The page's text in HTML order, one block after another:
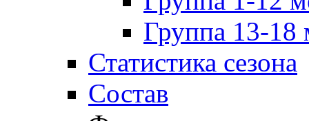
Группа 13-18
Статистика сезона
Состав